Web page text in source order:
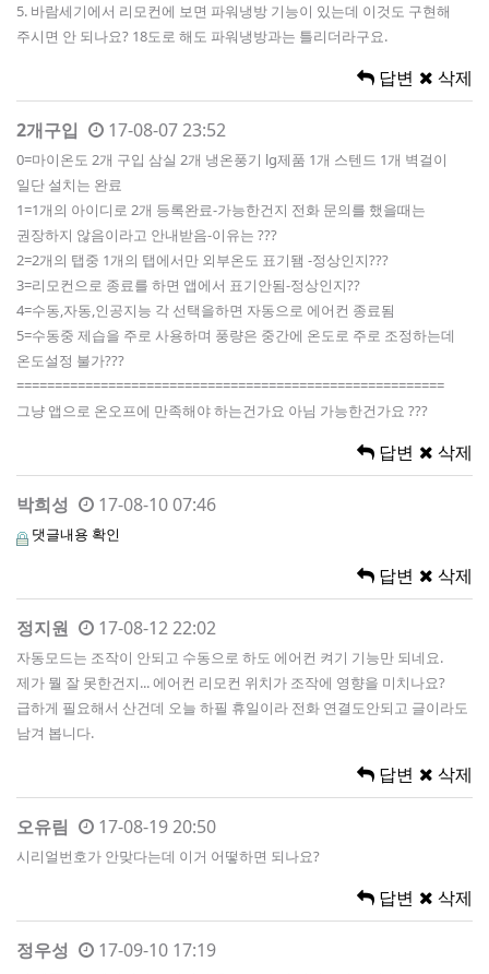
5. 바람세기에서 리모컨에 보면 파워냉방 기능이 있는데 이것도 구현해
주시면 안 되나요? 18도로 해도 파워냉방과는 틀리더라구요.
답변 삭제
2개구입 17-08-07 23:52
0=마이온도 2개 구입 삼실 2개 냉온풍기 lg제품 1개 스텐드 1개 벽걸이
일단 설치는 완료
1=1개의 아이디로 2개 등록완료-가능한건지 전화 문의를 했을때는
권장하지 않음이라고 안내받음-이유는 ???
2=2개의 탭중 1개의 탭에서만 외부온도 표기됌 -정상인지???
3=리모컨으로 종료를 하면 앱에서 표기안됨-정상인지??
4=수동,자동,인공지능 각 선택을하면 자동으로 에어컨 종료됨
5=수동중 제습을 주로 사용하며 풍량은 중간에 온도로 주로 조정하는데
온도설정 불가???
========================================================
그냥 앱으로 온오프에 만족해야 하는건가요 아님 가능한건가요 ???
답변 삭제
박희성 17-08-10 07:46
댓글내용 확인
답변 삭제
정지원 17-08-12 22:02
자동모드는 조작이 안되고 수동으로 하도 에어컨 켜기 기능만 되네요.
제가 뭘 잘 못한건지... 에어컨 리모컨 위치가 조작에 영향을 미치나요?
급하게 필요해서 산건데 오늘 하필 휴일이라 전화 연결도안되고 글이라도
남겨 봅니다.
답변 삭제
오유림 17-08-19 20:50
시리얼번호가 안맞다는데 이거 어떻하면 되나요?
답변 삭제
정우성 17-09-10 17:19